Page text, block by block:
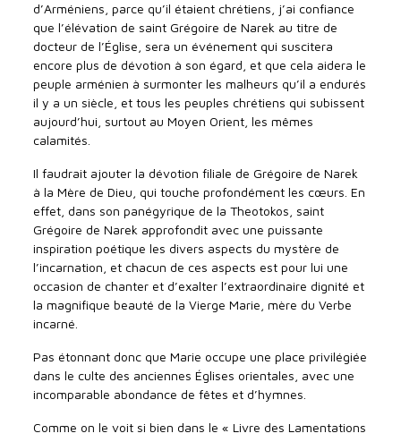
d’Arméniens, parce qu’il étaient chrétiens, j’ai confiance
que l’élévation de saint Grégoire de Narek au titre de
docteur de l’Église, sera un événement qui suscitera
encore plus de dévotion à son égard, et que cela aidera le
peuple arménien à surmonter les malheurs qu’il a endurés
il y a un siècle, et tous les peuples chrétiens qui subissent
aujourd’hui, surtout au Moyen Orient, les mêmes
calamités.
Il faudrait ajouter la dévotion filiale de Grégoire de Narek
à la Mère de Dieu, qui touche profondément les cœurs. En
effet, dans son panégyrique de la Theotokos, saint
Grégoire de Narek approfondit avec une puissante
inspiration poétique les divers aspects du mystère de
l’incarnation, et chacun de ces aspects est pour lui une
occasion de chanter et d’exalter l’extraordinaire dignité et
la magnifique beauté de la Vierge Marie, mère du Verbe
incarné.
Pas étonnant donc que Marie occupe une place privilégiée
dans le culte des anciennes Églises orientales, avec une
incomparable abondance de fêtes et d’hymnes.
Comme on le voit si bien dans le « Livre des Lamentations